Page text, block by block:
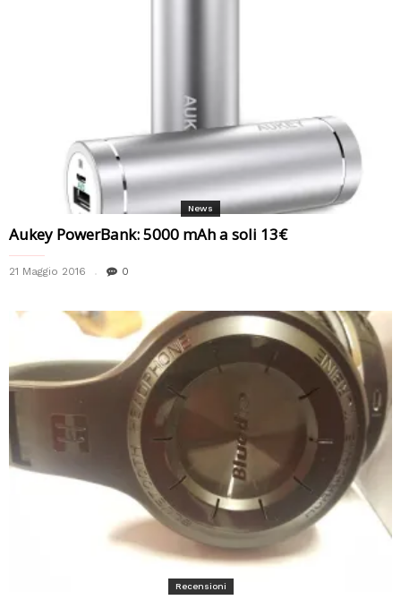
News
Aukey PowerBank: 5000 mAh a soli 13€
21 Maggio 2016 0
Recensioni